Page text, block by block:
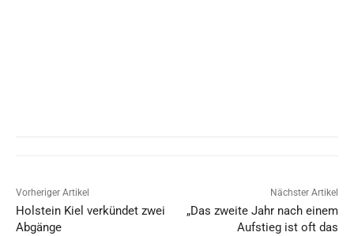
Vorheriger Artikel
Holstein Kiel verkündet zwei
Abgänge
Nächster Artikel
„Das zweite Jahr nach einem
Aufstieg ist oft das